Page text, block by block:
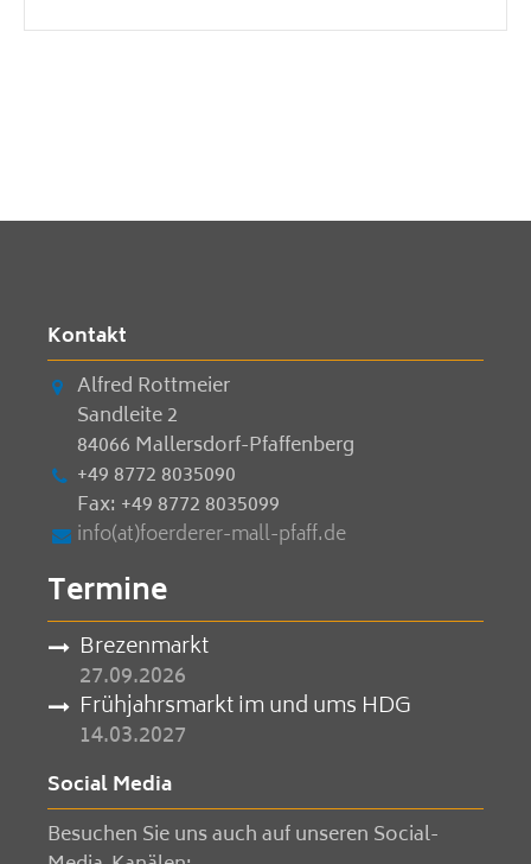
Kontakt
Alfred Rottmeier
Sandleite 2
84066 Mallersdorf-Pfaffenberg
+49 8772 8035090
Fax: +49 8772 8035099
info(at)foerderer-mall-pfaff.de
Termine
Brezenmarkt
27.09.2026
Frühjahrsmarkt im und ums HDG
14.03.2027
Social Media
Besuchen Sie uns auch auf unseren Social-